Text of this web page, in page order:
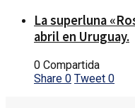
La superluna
abril en Uruguay.
0 Compartida
Share 0 Tweet 0